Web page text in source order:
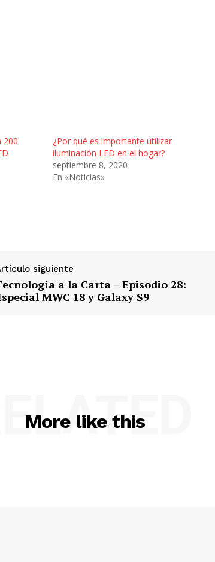
200
¿Por qué es importante utilizar
iluminación LED en el hogar?
septiembre 8, 2020
En «Noticias»
siguiente
a la Carta – Episodio 28:
MWC 18 y Galaxy S9
More like this
RELATED